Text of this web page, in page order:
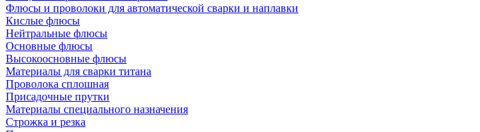
Флюсы и проволоки для автоматической сварки и наплавки
Кислые флюсы
Нейтральные флюсы
Основные флюсы
Высокоосновные флюсы
Материалы для сварки титана
Проволока сплошная
Присадочные прутки
Материалы специального назначения
Строжка и резка